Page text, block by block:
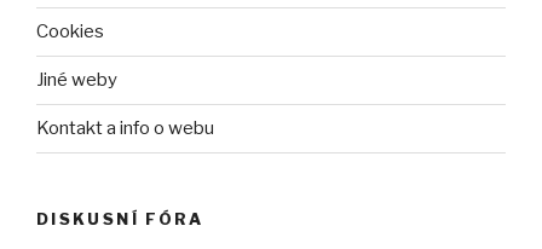
Cookies
Jiné weby
Kontakt a info o webu
DISKUSNÍ FÓRA